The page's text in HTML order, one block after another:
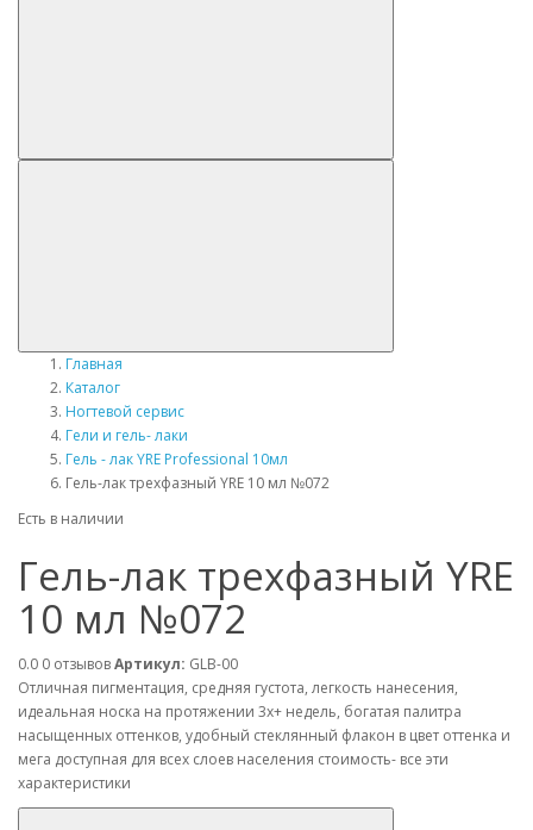
Главная
Каталог
Ногтевой сервис
Гели и гель- лаки
Гель - лак YRE Professional 10мл
Гель-лак трехфазный YRE 10 мл №072
Есть в наличии
Гель-лак трехфазный YRE
10 мл №072
0.0 0 отзывовАртикул: GLB-00
Отличная пигментация, средняя густота, легкость нанесения,
идеальная носка на протяжении 3х+ недель, богатая палитра
насыщенных оттенков, удобный стеклянный флакон в цвет оттенка и
мега доступная для всех слоев населения стоимость- все эти
характеристики